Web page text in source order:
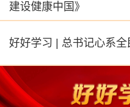
建设健康中国》
好好学习 | 总书记心系全